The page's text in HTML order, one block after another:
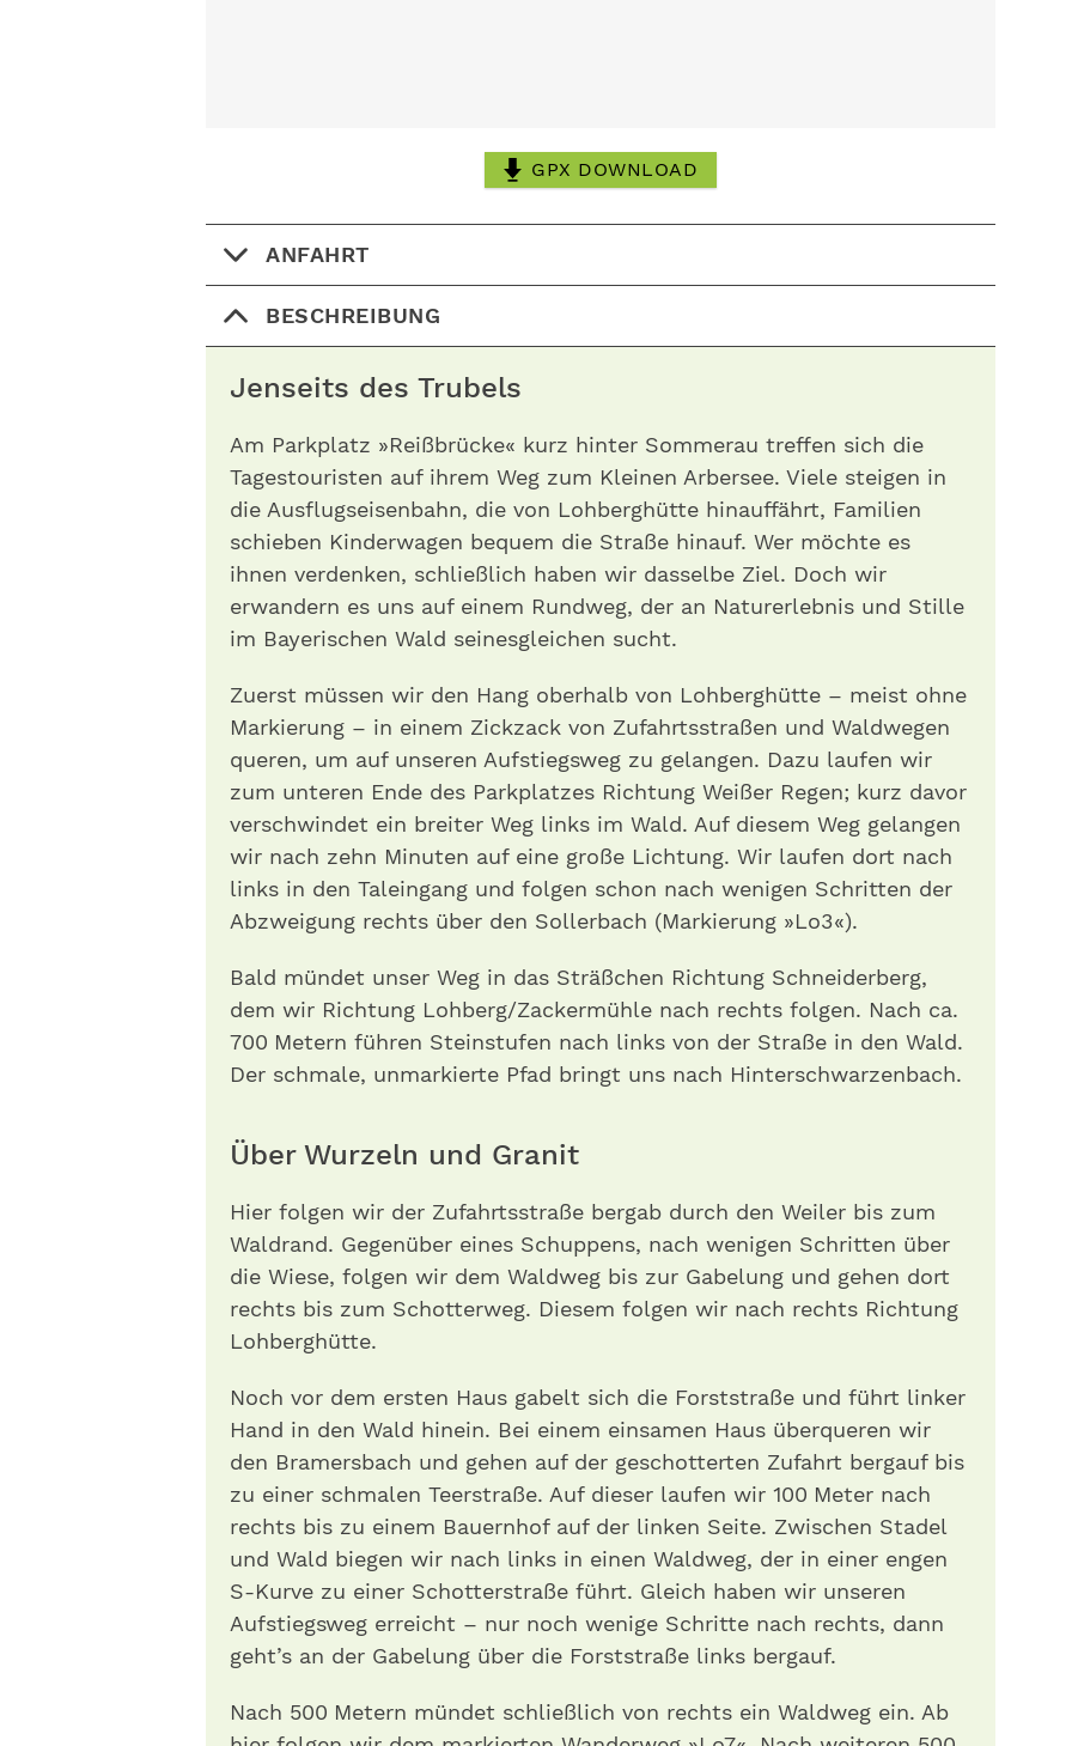
GPX DOWNLOAD
ANFAHRT
BESCHREIBUNG
Jenseits des Trubels
Am Parkplatz »Reißbrücke« kurz hinter Sommerau treffen sich die
Tagestouristen auf ihrem Weg zum Kleinen Arbersee. Viele steigen in
die Ausflugseisenbahn, die von Lohberghütte hinauffährt, Familien
schieben Kinderwagen bequem die Straße hinauf. Wer möchte es
ihnen verdenken, schließlich haben wir dasselbe Ziel. Doch wir
erwandern es uns auf einem Rundweg, der an Naturerlebnis und Stille
im Bayerischen Wald seinesgleichen sucht.
Zuerst müssen wir den Hang oberhalb von Lohberghütte – meist ohne
Markierung – in einem Zickzack von Zufahrtsstraßen und Waldwegen
queren, um auf unseren Aufstiegsweg zu gelangen. Dazu laufen wir
zum unteren Ende des Parkplatzes Richtung Weißer Regen; kurz davor
verschwindet ein breiter Weg links im Wald. Auf diesem Weg gelangen
wir nach zehn Minuten auf eine große Lichtung. Wir laufen dort nach
links in den Taleingang und folgen schon nach wenigen Schritten der
Abzweigung rechts über den Sollerbach (Markierung »Lo3«).
Bald mündet unser Weg in das Sträßchen Richtung Schneiderberg,
dem wir Richtung Lohberg/Zackermühle nach rechts folgen. Nach ca.
700 Metern führen Steinstufen nach links von der Straße in den Wald.
Der schmale, unmarkierte Pfad bringt uns nach Hinterschwarzenbach.
Über Wurzeln und Granit
Hier folgen wir der Zufahrtsstraße bergab durch den Weiler bis zum
Waldrand. Gegenüber eines Schuppens, nach wenigen Schritten über
die Wiese, folgen wir dem Waldweg bis zur Gabelung und gehen dort
rechts bis zum Schotterweg. Diesem folgen wir nach rechts Richtung
Lohberghütte.
Noch vor dem ersten Haus gabelt sich die Forststraße und führt linker
Hand in den Wald hinein. Bei einem einsamen Haus überqueren wir
den Bramersbach und gehen auf der geschotterten Zufahrt bergauf bis
zu einer schmalen Teerstraße. Auf dieser laufen wir 100 Meter nach
rechts bis zu einem Bauernhof auf der linken Seite. Zwischen Stadel
und Wald biegen wir nach links in einen Waldweg, der in einer engen
S-Kurve zu einer Schotterstraße führt. Gleich haben wir unseren
Aufstiegsweg erreicht – nur noch wenige Schritte nach rechts, dann
geht’s an der Gabelung über die Forststraße links bergauf.
Nach 500 Metern mündet schließlich von rechts ein Waldweg ein. Ab